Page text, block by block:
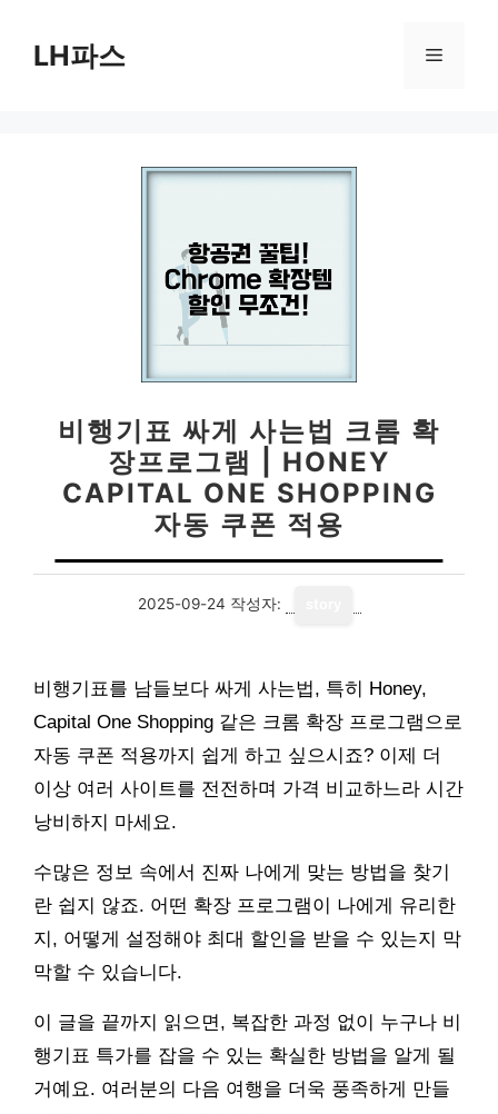
LH파스 메
비행기표 싸게 사는법 크롬 확
장프로그램 | HONEY
CAPITAL ONE SHOPPING
자동 쿠폰 적용
2025-09-24 작성자:
비행기표를 남들보다 싸게 사는법, 특히 Honey,
Capital One Shopping 같은 크롬 확장 프로그램으로
자동 쿠폰 적용까지 쉽게 하고 싶으시죠? 이제 더
이상 여러 사이트를 전전하며 가격 비교하느라 시간
낭비하지 마세요.
수많은 정보 속에서 진짜 나에게 맞는 방법을 찾기
란 쉽지 않죠. 어떤 확장 프로그램이 나에게 유리한
지, 어떻게 설정해야 최대 할인을 받을 수 있는지 막
막할 수 있습니다.
이 글을 끝까지 읽으면, 복잡한 과정 없이 누구나 비
행기표 특가를 잡을 수 있는 확실한 방법을 알게 될
거예요. 여러분의 다음 여행을 더욱 풍족하게 만들